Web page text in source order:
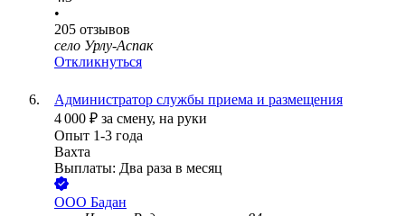
•
205 отзывов
село Урлу-Аспак
Откликнуться
Администратор службы приема и размещения
4 000 ₽ за смену, на руки
Опыт 1-3 года
Вахта
Выплаты: Два раза в месяц
ООО Бадан